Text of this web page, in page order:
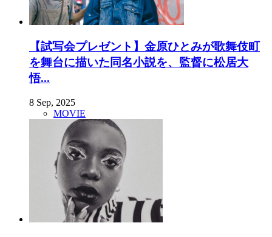
【試写会プレゼント】金原ひとみが歌舞伎町
を舞台に描いた同名小説を、監督に松居大
悟...
8 Sep, 2025
MOVIE